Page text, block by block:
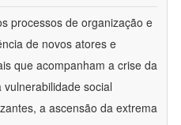
processos de organização e
de novos atores e
que acompanham a crise da
social
a ascensão da extrema